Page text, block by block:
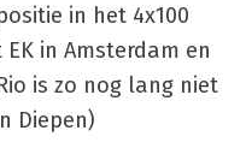
in het 4x100
in Amsterdam en
is zo nog lang niet
Diepen)